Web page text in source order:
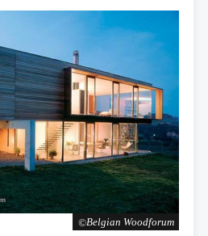
Belgian Woodforum